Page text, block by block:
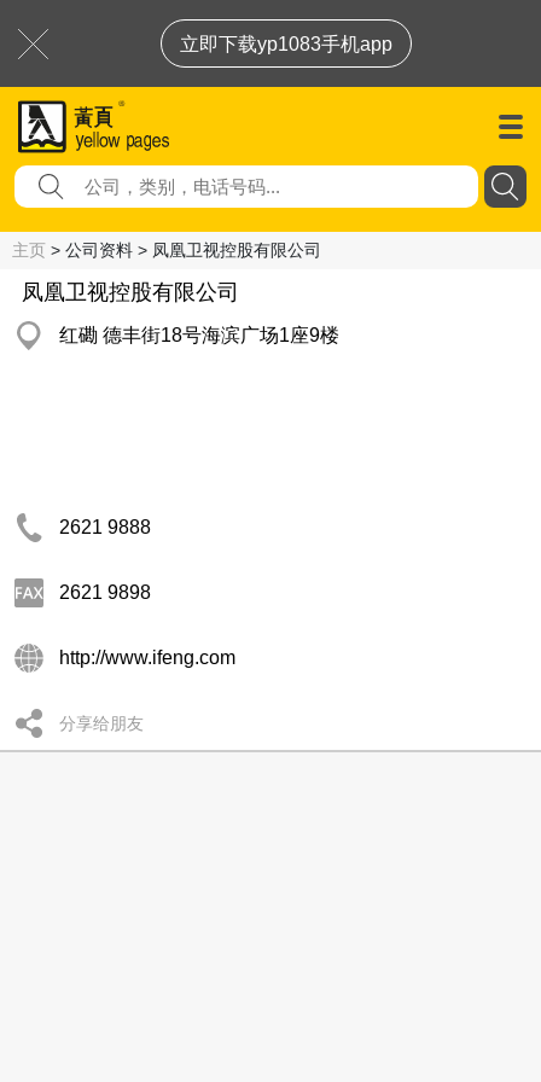
立即下载yp1083手机app
主页 > 公司资料 > 凤凰卫视控股有限公司
凤凰卫视控股有限公司
红磡 德丰街18号海滨广场1座9楼
2621 9888
2621 9898
http://www.ifeng.com
分享给朋友